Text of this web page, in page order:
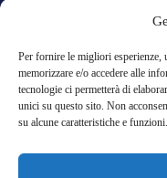
Per fornire le migliori esperienze,
memorizzare e/o accedere alle
tecnologie ci permetterà di
unici su questo sito. Non
su alcune caratteristiche e funzioni.
0
2
1
:
0
1
4
1